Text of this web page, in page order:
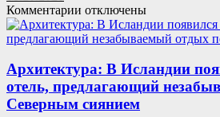
Комментарии к
записи
Архитектура:
Иисус,
испуганные
девы:
досадные
отключены
Архитектура: В Исландии
отель, предлагающий
Северным сиянием